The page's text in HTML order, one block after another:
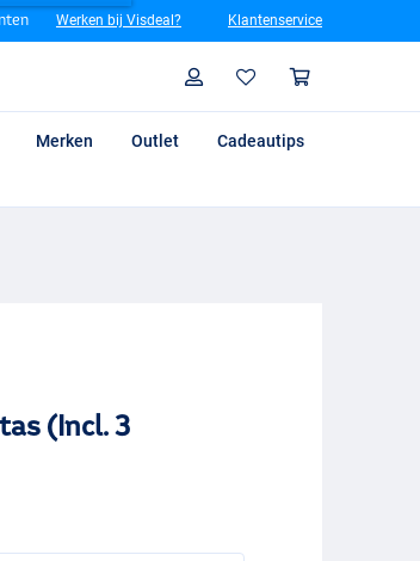
Werken bij Visdeal? Klantenservice
Profiel
Merken Outlet
Cadeautips
(Incl. 3